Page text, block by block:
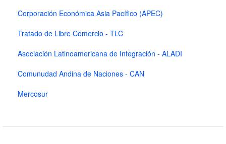
Corporación Económica Asia Pacífico (APEC)
Tratado de Libre Comercio - TLC
Asociación Latinoamericana de Integración - ALADI
Comunudad Andina de Naciones - CAN
Mercosur